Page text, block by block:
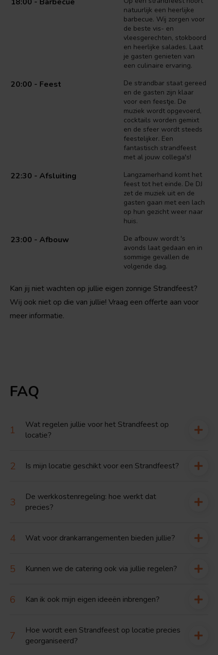
natuurlijk een heerlijke
barbecue. Wij zorgen voor
de beste vis- en
vleesgerechten, stokboord
en heerlijke salades. Laat
je gasten genieten van
een culinaire ervaring.
20:00 - Feest
De strandbar staat gereed
en de gasten zijn klaar
voor een feestje. De
muziek wordt opgevoerd,
cocktails worden gemixt
en de sfeer wordt steeds
feestelijker. Een
fantastisch strandfeest
met al jouw collega's!
22:30 - Afsluiting
Langzamerhand komt het
feest tot het einde. De DJ
zet de muziek uit en de
gasten gaan met een lach
op hun gezicht weer naar
huis.
23:00 - Afbouw
De afbouw wordt 's
avonds laat gedaan en in
sommige gevallen de
volgende dag.
Kan jij niet wachten op jullie eigen zonnige Strandfeest?
Wij ook niet op die van jullie! Vraag een offerte aan voor
meer informatie.
FAQ
Wat regelen jullie voor het Strandfeest op
locatie?
Is mijn locatie geschikt voor een Strandfeest?
De werkkostenregeling: hoe werkt dat
precies?
Wat voor drankarrangementen bieden jullie?
Kunnen we de catering ook via jullie regelen?
Kan ik ook mijn eigen ideeën inbrengen?
Hoe wordt een Strandfeest op locatie precies
georganiseerd?